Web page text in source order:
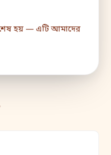
হয় — এটি আমাদের